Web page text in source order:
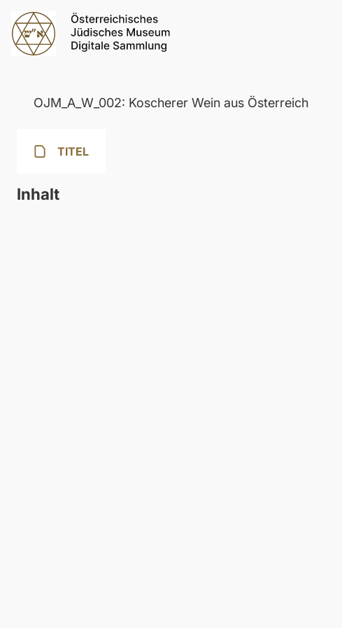
OJM_A_W_002: Koscherer Wein aus Österreich
TITEL
Inhalt